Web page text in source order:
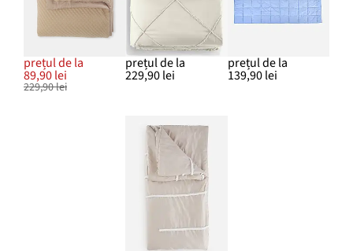
prețul de la
89,90 lei
229,90 lei
prețul de la
229,90 lei
prețul de la
139,90 lei